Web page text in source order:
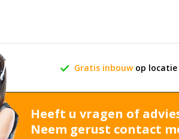
Gratis inbouwop locatie
Heeft u vragen of
Neem gerust contact